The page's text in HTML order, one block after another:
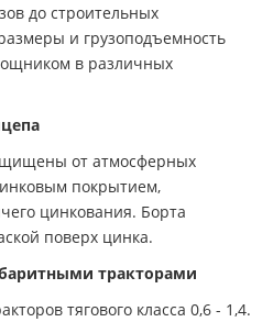
до строительных
и грузоподъемность
в различных
от атмосферных
покрытием,
цинкования. Борта
поверх цинка.
тракторами
тягового класса 0,6 - 1,4.